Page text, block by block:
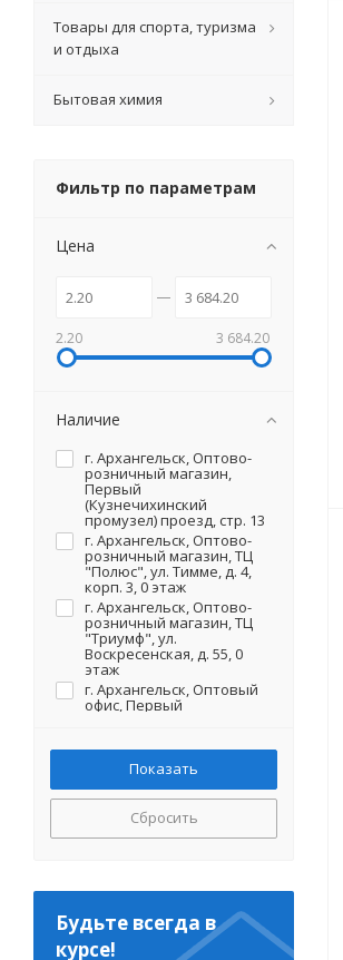
Товары для спорта, туризма
и отдыха
Бытовая химия
Фильтр по параметрам
Цена
2.20 3 684.20
Наличие
г. Архангельск, Оптово-
розничный магазин,
Первый
(Кузнечихинский
промузел) проезд, стр. 13
г. Архангельск, Оптово-
розничный магазин, ТЦ
"Полюс", ул. Тимме, д. 4,
корп. 3, 0 этаж
г. Архангельск, Оптово-
розничный магазин, ТЦ
"Триумф", ул.
Воскресенская, д. 55, 0
этаж
г. Архангельск, Оптовый
офис, Первый
(на территории)
г. Северодвинск, Оптово-
розничный магазин, ул.
Первомайская, д. 20 (на
территории)
Сбросить
Будьте всегда в
курсе!